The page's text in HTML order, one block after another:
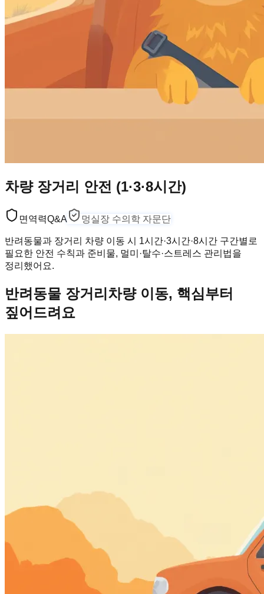
차량 장거리 안전 (1·3·8시간)
면역력Q&A 멍실장 수의학 자문단
반려동물과 장거리 차량 이동 시 1시간·3시간·8시간 구간별로
필요한 안전 수칙과 준비물, 멀미·탈수·스트레스 관리법을
정리했어요.
반려동물 장거리차량 이동, 핵심부터
짚어드려요